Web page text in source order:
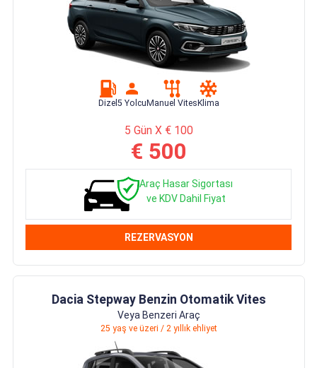
Dizel 5 Yolcu Manuel Vites Klima
5 Gün X € 100
€ 500
Araç Hasar Sigortası
ve KDV Dahil Fiyat
REZERVASYON
Dacia Stepway Benzin Otomatik Vites
Veya Benzeri Araç
25 yaş ve üzeri / 2 yıllık ehliyet